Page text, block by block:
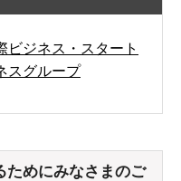
ビジネス・スタート
スグループ
ためにみなさまのご